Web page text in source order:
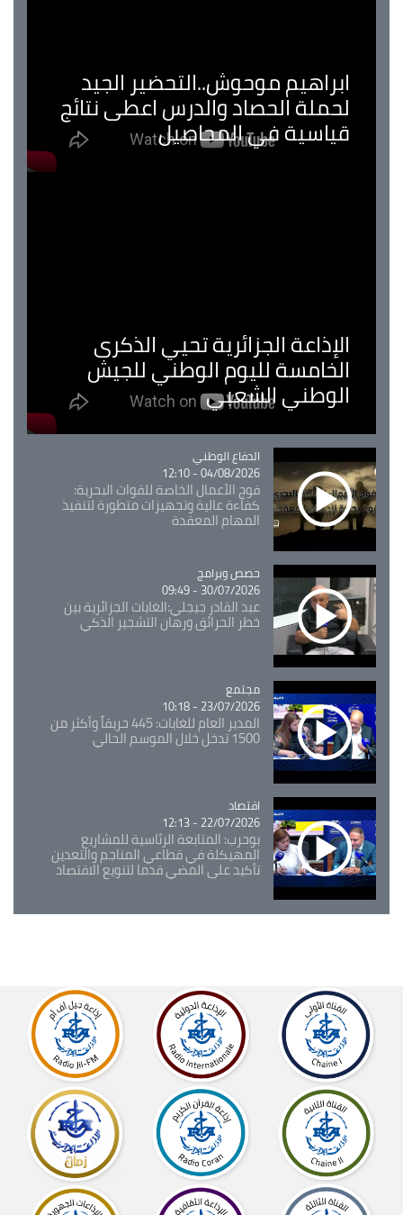
ابراهيم موحوش..التحضير الجيد
لحملة الحصاد والدرس اعطى نتائج
قياسية في المحاصيل
الإذاعة الجزائرية تحيي الذكرى
الخامسة لليوم الوطني للجيش
الوطني الشعبي
Catégorie
الدفاع الوطني
04/08/2026 - 12:10
فوج الأعمال الخاصة للقوات البحرية:
كفاءة عالية وتجهيزات متطورة لتنفيذ
المهام المعقدة
Catégorie
حصص وبرامج
30/07/2026 - 09:49
عبد القادر جيجلي:الغابات الجزائرية بين
خطر الحرائق ورهان التشجير الذكي
Catégorie
مجتمع
23/07/2026 - 10:18
المدير العام للغابات: 445 حريقاً وأكثر من
1500 تدخل خلال الموسم الحالي
Catégorie
اقتصاد
22/07/2026 - 12:13
بوحرب: المتابعة الرئاسية للمشاريع
المهيكلة في قطاعي المناجم والتعدين
تأكيد على المضي قدما لتنويع الاقتصاد